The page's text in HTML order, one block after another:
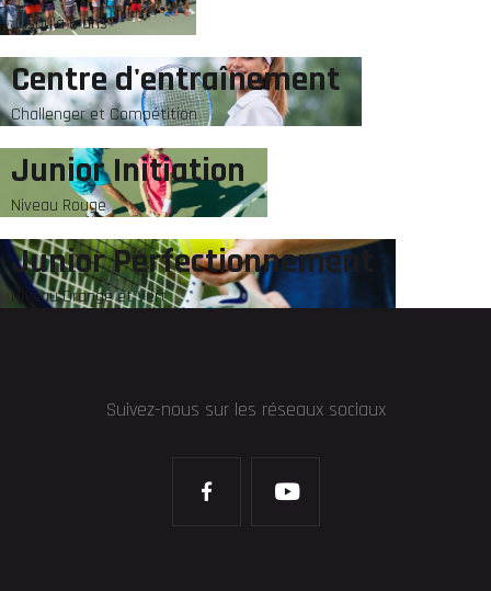
Jusqu'à 6 ans
Centre d'entraînement
Challenger et Compétition
Junior Initiation
Niveau Rouge
Junior Perfectionnement
Niveau Orange et Vert
Suivez-nous sur les réseaux sociaux